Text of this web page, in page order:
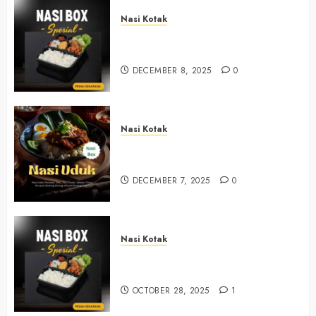
Nasi Kotak
DECEMBER 8, 2025 0
Nasi Kotak
DECEMBER 7, 2025 0
Nasi Kotak
OCTOBER 28, 2025 1